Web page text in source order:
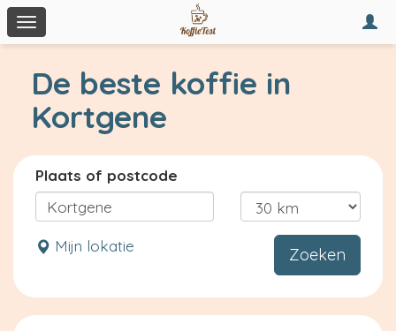
Toggle
navigation
De beste koffie in
Kortgene
Plaats of postcode
Mijn lokatie Zoeken